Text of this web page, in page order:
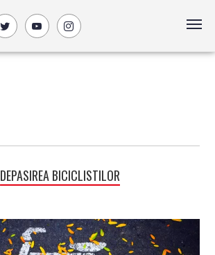
DEPASIREA BICICLISTILOR